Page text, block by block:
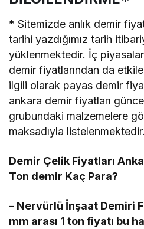
* Sitemizde anlık demir
tarihi yazdığımız tarih
yüklenmektedir. İç
demir fiyatlarından da
ilgili olarak payas demir
ankara demir fiyatları
grubundaki malzemelere
maksadıyla listelenmektedir.
Demir Çelik Fiyatları
Ton demir Kaç Para?
– Nervürlü İnşaat Demiri
mm arası 1 ton fiyatı bu